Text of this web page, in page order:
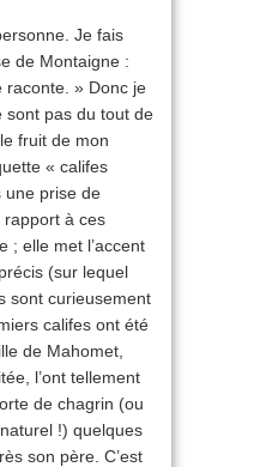
Je fais
de Montaigne :
raconte. » Donc je
sont pas du tout de
fruit de mon
« califes
une prise de
rapport à ces
; elle met l’accent
(sur lequel
sont curieusement
califes ont été
de Mahomet,
l’ont tellement
de chagrin (ou
!) quelques
son père. C’est